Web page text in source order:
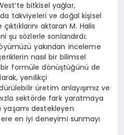
bitkisel yağlar,
takviyeleri ve doğal kişisel
aktaran M. Halis
şu sözlerle sonlandırdı:
yakından inceleme
nasıl bir bilimsel
formüle dönüştüğünü de
yenilikçi
üretim anlayışımız ve
sektörde fark yaratmaya
yaşamı destekleyen
en iyi deneyimi sunmayı